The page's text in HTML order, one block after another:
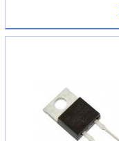
В корзину